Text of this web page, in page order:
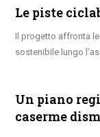
Le piste
Il progetto affronta
sostenibile lungo
Un piano
caserme